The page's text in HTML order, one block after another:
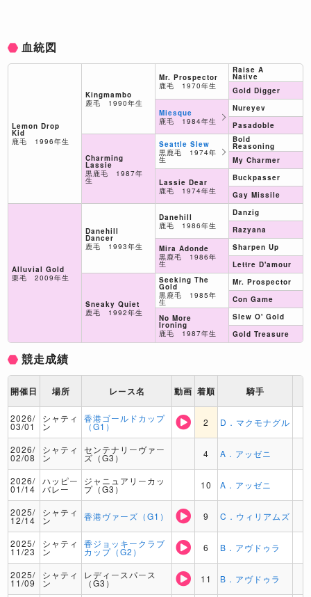
血統図
Lemon Drop
Kid
鹿毛 1996年生
Alluvial Gold
栗毛 2009年生
Kingmambo
鹿毛 1990年生
Charming
Lassie
黒鹿毛 1987年
生
Danehill
Dancer
鹿毛 1993年生
Sneaky Quiet
鹿毛 1992年生
Mr. Prospector
鹿毛 1970年生
Miesque
鹿毛 1984年生
Seattle Slew
黒鹿毛 1974年
生
Lassie Dear
鹿毛 1974年生
Danehill
鹿毛 1986年生
Mira Adonde
黒鹿毛 1986年
生
Seeking The
Gold
黒鹿毛 1985年
生
No More
Ironing
鹿毛 1987年生
Raise A
Native
Gold Digger
Nureyev
Pasadoble
Bold
Reasoning
My Charmer
Buckpasser
Gay Missile
Danzig
Razyana
Sharpen Up
Lettre D'amour
Mr. Prospector
Con Game
Slew O' Gold
Gold Treasure
競走成績
開催日 場所 レース名 動画 着順 騎手
2026/
03/01
シャティ
ン
香港ゴールドカップ
（G1） 2 D．マクモナグル
2026/
02/08
シャティ
ン
センテナリーヴァー
ズ（G3） 4 A．アッゼニ
2026/
01/14
ハッピー
バレー
ジャニュアリーカッ
プ（G3） 10 A．アッゼニ
2025/
12/14
シャティ
ン 香港ヴァーズ（G1） 9 C．ウィリアムズ
2025/
11/23
シャティ
ン
香ジョッキークラブ
カップ（G2） 6 B．アヴドゥラ
2025/
11/09
シャティ
ン
レディースパース
（G3） 11 B．アヴドゥラ